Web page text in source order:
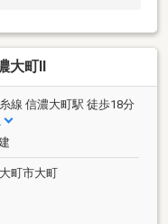
大町Ⅱ
糸線 信濃大町駅 徒歩18分
町市大町